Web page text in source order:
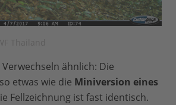
ähnlich: Die
etwas wie die Miniversion eines
Fellzeichnung ist fast identisch.